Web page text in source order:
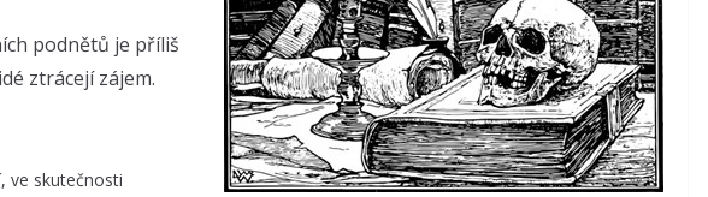
podnětů je příliš
ztrácejí zájem.
ve skutečnosti